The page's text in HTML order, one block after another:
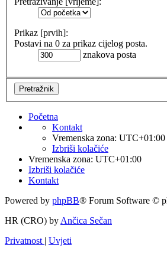
Prikaz [prvih]:
Postavi na 0 za prikaz cijelog posta.
znakova posta
Početna
Kontakt
Vremenska zona: UTC+01:00
Izbriši kolačiće
Vremenska zona: UTC+01:00
Izbriši kolačiće
Kontakt
Powered by phpBB® Forum Software ©
HR (CRO) by Ančica Sečan
Privatnost | Uvjeti